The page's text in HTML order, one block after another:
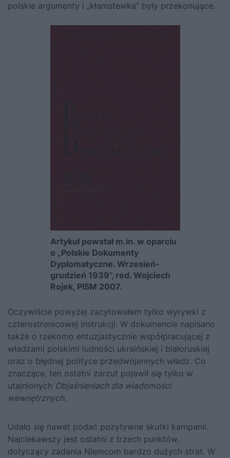
polskie argumenty i „kłamstewka” były przekonujące.
Artykuł powstał m.in. w oparciu
o „Polskie Dokumenty
Dyplomatyczne. Wrzesień-
grudzień 1939”, red. Wojciech
Rojek, PISM 2007.
Oczywiście powyżej zacytowałem tylko wyrywki z
czterostronicowej instrukcji. W dokumencie napisano
także o rzekomo entuzjastycznie współpracującej z
władzami polskimi ludności ukraińskiej i białoruskiej
oraz o błędnej polityce przedwojennych władz. Co
znaczące, ten ostatni zarzut pojawił się tylko w
utajnionych Objaśnieniach dla wiadomości
wewnętrznych.
Udało się nawet podać pozytywne skutki kampanii.
Najciekawszy jest ostatni z trzech punktów,
dotyczący zadania Niemcom bardzo dużych strat. W